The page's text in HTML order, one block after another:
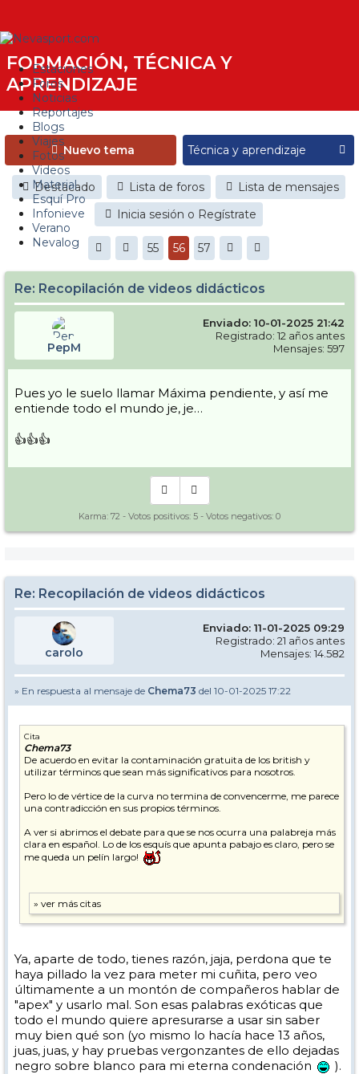
Estaciones
Foros
Noticias
Reportajes
Blogs
Viajes
Fotos
Videos
Material
Esquí Pro
Infonieve
Verano
Nevalog
FORMACIÓN, TÉCNICA Y
APRENDIZAJE
Nuevo tema
Destacado Lista de foros
Lista de mensajes
Inicia sesión o Regístrate
55 56 57
Re: Recopilación de videos didácticos
PepM
Enviado: 10-01-2025 21:42
Registrado: 12 años antes
Mensajes: 597
Pues yo le suelo llamar Máxima pendiente, y así me
entiende todo el mundo je, je…
👍👍👍
Karma: 72 - Votos positivos: 5 - Votos negativos: 0
Re: Recopilación de videos didácticos
carolo
Enviado: 11-01-2025 09:29
Registrado: 21 años antes
Mensajes: 14.582
» En respuesta al mensaje de Chema73 del 10-01-2025 17:22
Cita
Chema73
De acuerdo en evitar la contaminación gratuita de los british y
utilizar términos que sean más significativos para nosotros.
Pero lo de vértice de la curva no termina de convencerme, me parece
una contradicción en sus propios términos.
A ver si abrimos el debate para que se nos ocurra una palabreja más
clara en español. Lo de los esquís que apunta pabajo es claro, pero se
me queda un pelín largo!
Ya, aparte de todo, tienes razón, jaja, perdona que te
haya pillado la vez para meter mi cuñita, pero veo
últimamente a un montón de compañeros hablar de
"apex" y usarlo mal. Son esas palabras exóticas que
todo el mundo quiere apresurarse a usar sin saber
muy bien qué son (yo mismo lo hacía hace 13 años,
juas, juas, y hay pruebas vergonzantes de ello dejadas
negro sobre blanco para mi eterna condenación
).